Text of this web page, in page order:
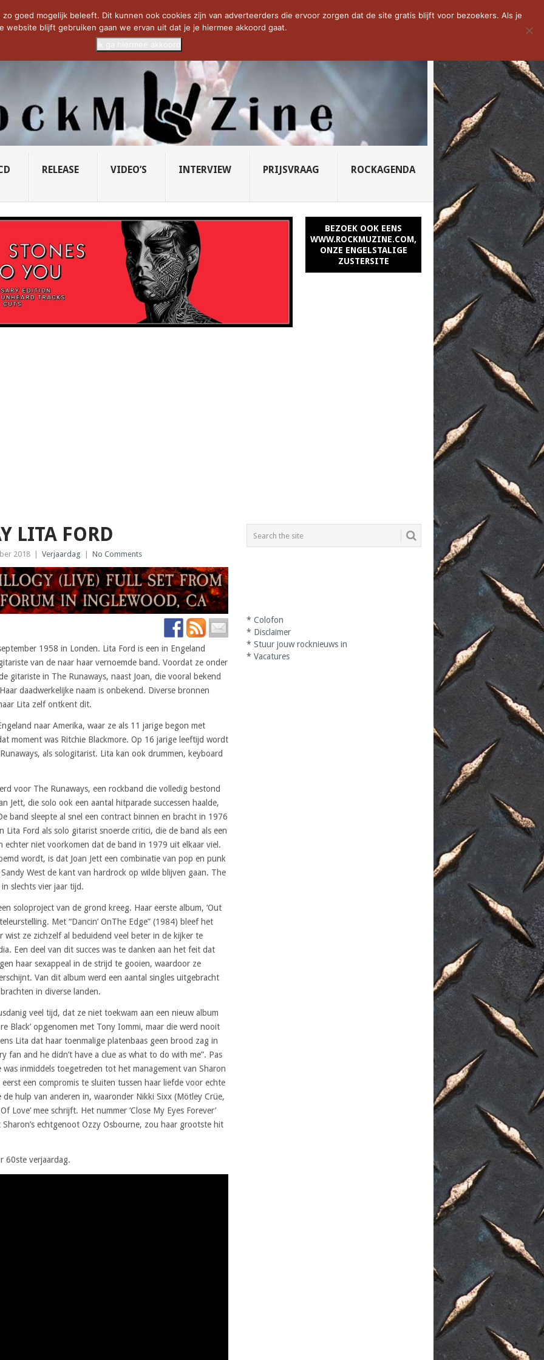
PRIDE OF LIONS – U... SAVATAGE KOMT TERUG IN 0... CD VAN DE WEEK: SLEEPING...
RELEASE VIDEO’S INTERVIEW PRIJSVRAAG ROCKAGENDA
BEZOEK OOK EENS
WWW.ROCKMUZINE.COM,
ONZE ENGELSTALIGE
ZUSTERSITE
LITA FORD
2018 Verjaardag No Comments
1958 in Londen. Lita Ford is een in Engeland
van de naar haar vernoemde band. Voordat ze onder
gitariste in The Runaways, naast Joan, die vooral bekend
daadwerkelijke naam is onbekend. Diverse bronnen
Lita zelf ontkent dit.
naar Amerika, waar ze als 11 jarige begon met
moment was Ritchie Blackmore. Op 16 jarige leeftijd wordt
als sologitarist. Lita kan ook drummen, keyboard
voor The Runaways, een rockband die volledig bestond
Jett, die solo ook een aantal hitparade successen haalde,
band sleepte al snel een contract binnen en bracht in 1976
Lita Ford als solo gitarist snoerde critici, die de band als een
echter niet voorkomen dat de band in 1979 uit elkaar viel.
wordt, is dat Joan Jett een combinatie van pop en punk
West de kant van hardrock op wilde blijven gaan. The
slechts vier jaar tijd.
soloproject van de grond kreeg. Haar eerste album, ‘Out
Met “Dancin’ OnThe Edge” (1984) bleef het
wist ze zichzelf al beduidend veel beter in de kijker te
Een deel van dit succes was te danken aan het feit dat
haar sexappeal in de strijd te gooien, waardoor ze
Van dit album werd een aantal singles uitgebracht
in diverse landen.
veel tijd, dat ze niet toekwam aan een nieuw album
Black’ opgenomen met Tony Iommi, maar die werd nooit
Lita dat haar toenmalige platenbaas geen brood zag in
fan and he didn’t have a clue as what to do with me”. Pas
was inmiddels toegetreden tot het management van Sharon
een compromis te sluiten tussen haar liefde voor echte
hulp van anderen in, waaronder Nikki Sixx (Mötley Crüe,
Love’ mee schrijft. Het nummer ‘Close My Eyes Forever’
echtgenoot Ozzy Osbourne, zou haar grootste hit
60ste verjaardag.
*Colofon
* Disclaimer
*Stuur jouw rocknieuws in
*Vacatures
goed mogelijk beleeft. Dit kunnen ook cookies zijn van adverteerders die ervoor zorgen dat de site gratis blijft voor bezoekers. Als je
website blijft gebruiken gaan we ervan uit dat je je hiermee akkoord gaat.
Ik ga hiermee akkoord